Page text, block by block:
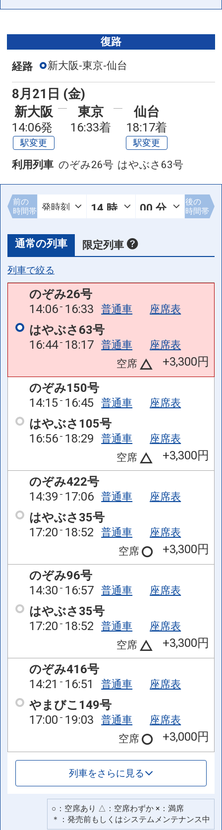
復路
経路 新大阪-東京-仙台
8月21日 (金)
新大阪
14:06発
駅変更
東京
16:33着
仙台
18:17着
駅変更
利用列車 のぞみ26号 はやぶさ63号
前の
時間帯
後の
時間帯
通常の列車 限定列車
列車で絞る
のぞみ26号
14:06 16:33 普通車 座席表
はやぶさ63号
16:44 18:17 普通車
座席表
空席
+3,300円
のぞみ150号
14:15 16:45 普通車 座席表
はやぶさ105号
16:56 18:29 普通車
座席表
空席
+3,300円
のぞみ422号
14:39 17:06 普通車 座席表
はやぶさ35号
17:20 18:52 普通車
座席表
空席
+3,300円
のぞみ96号
14:30 16:57 普通車 座席表
はやぶさ35号
17:20 18:52 普通車
座席表
空席
+3,300円
のぞみ416号
14:21
16:51 普通車 座席表
やまびこ149号
17:00 19:03 普通車
座席表
空席
+3,000円
列車をさらに見る
○：空席あり △：空席わずか ×：満席
＊：発売前もしくはシステムメンテナンス中